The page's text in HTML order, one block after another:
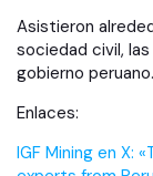
Asistieron
sociedad civil,
gobierno peruano.
Enlaces:
IGF Mining en X: